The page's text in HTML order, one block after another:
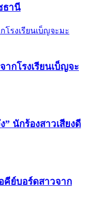
ธานี
กโรงเรียนเบ็ญจะ
” นักร้องสาวเสียงดี
คีย์บอร์ดสาวจาก